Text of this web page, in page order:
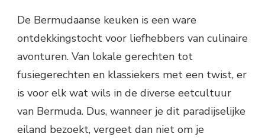
De Bermudaanse keuken is een ware
ontdekkingstocht voor liefhebbers van culinaire
avonturen. Van lokale gerechten tot
fusiegerechten en klassiekers met een twist, er
is voor elk wat wils in de diverse eetcultuur
van Bermuda. Dus, wanneer je dit paradijselijke
eiland bezoekt, vergeet dan niet om je